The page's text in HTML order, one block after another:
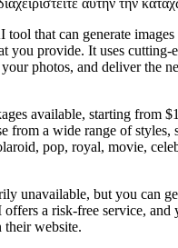
that can generate
you provide. It uses cutting-
photos, and deliver the
available, starting from
from a wide range of styles,
pop, royal, movie,
unavailable, but you can
a risk-free service, and
their website.